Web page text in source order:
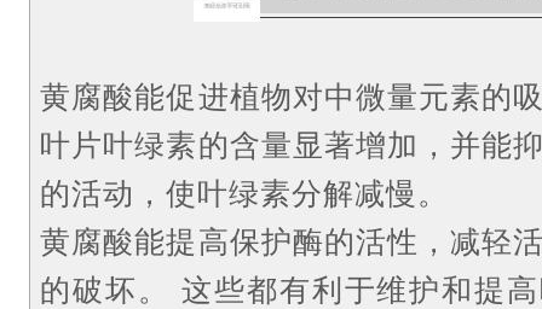
黄腐酸能促进植物对中微量元素的
叶片叶绿素的含量显著增加，并能
的活动，使叶绿素分解减慢。
黄腐酸能提高保护酶的活性，减轻
的破坏。 这些都有利于维护和提